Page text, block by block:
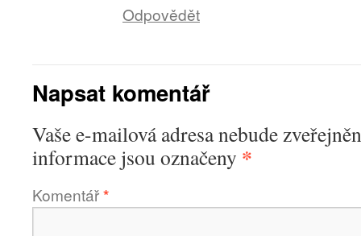
Odpovědět
Napsat komentář
Vaše e-mailová adresa nebude
informace jsou označeny *
Komentář*